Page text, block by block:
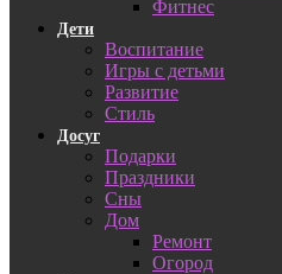
Фитнес
Дети
Воспитание
Игры с детьми
Развитие
Стиль
Досуг
Подарки
Праздники
Сны
Дом
Ремонт
Огород